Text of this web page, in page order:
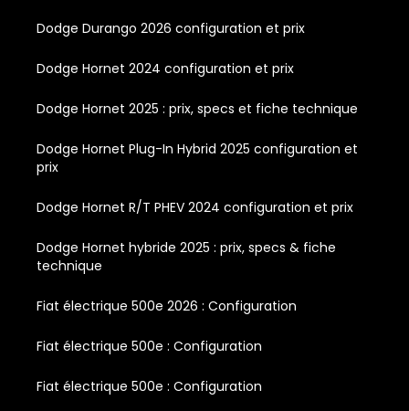
Dodge Durango 2026 configuration et prix
Dodge Hornet 2024 configuration et prix
Dodge Hornet 2025 : prix, specs et fiche technique
Dodge Hornet Plug-In Hybrid 2025 configuration et
prix
Dodge Hornet R/T PHEV 2024 configuration et prix
Dodge Hornet hybride 2025 : prix, specs & fiche
technique
Fiat électrique 500e 2026 : Configuration
Fiat électrique 500e : Configuration
Fiat électrique 500e : Configuration